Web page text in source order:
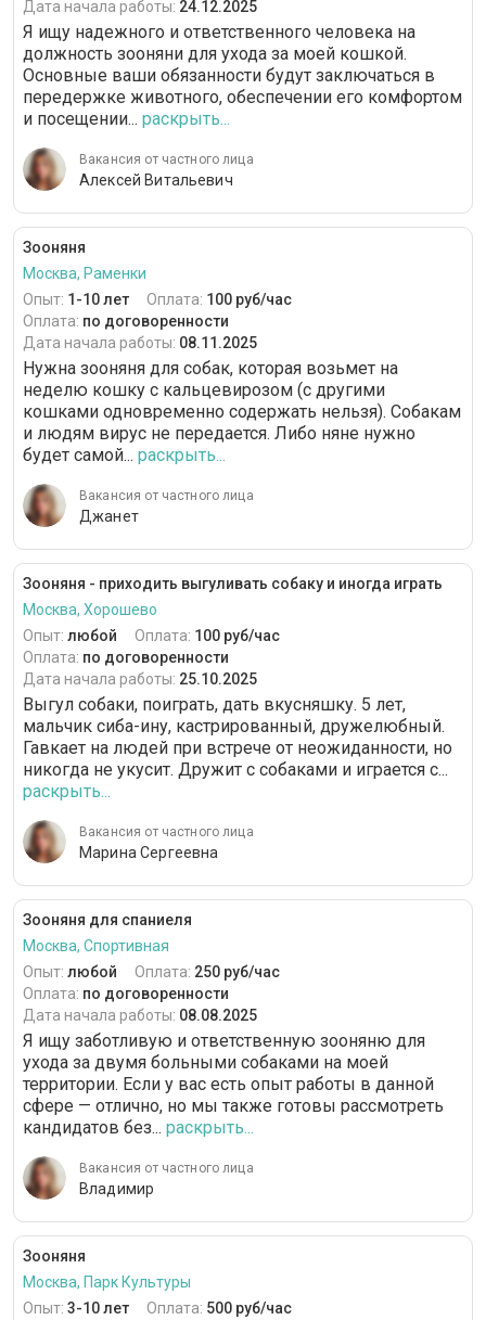
Дата начала работы: 24.12.2025
Я ищу надежного и ответственного человека на
должность зооняни для ухода за моей кошкой.
Основные ваши обязанности будут заключаться в
передержке животного, обеспечении его комфортом
и посещении... раскрыть...
Вакансия от частного лица
Алексей Витальевич
Зооняня
Москва, Раменки
Опыт: 1-10 лет Оплата: 100 руб/час
Оплата: по договоренности
Дата начала работы: 08.11.2025
Нужна зооняня для собак, которая возьмет на
неделю кошку с кальцевирозом (с другими
кошками одновременно содержать нельзя). Собакам
и людям вирус не передается. Либо няне нужно
будет самой... раскрыть...
Вакансия от частного лица
Джанет
Зооняня - приходить выгуливать собаку и иногда играть
Москва, Хорошево
Опыт: любой Оплата: 100 руб/час
Оплата: по договоренности
Дата начала работы: 25.10.2025
Выгул собаки, поиграть, дать вкусняшку. 5 лет,
мальчик сиба-ину, кастрированный, дружелюбный.
Гавкает на людей при встрече от неожиданности, но
никогда не укусит. Дружит с собаками и играется с...
раскрыть...
Вакансия от частного лица
Марина Сергеевна
Зооняня для спаниеля
Москва, Спортивная
Опыт: любой Оплата: 250 руб/час
Оплата: по договоренности
Дата начала работы: 08.08.2025
Я ищу заботливую и ответственную зооняню для
ухода за двумя больными собаками на моей
территории. Если у вас есть опыт работы в данной
сфере — отлично, но мы также готовы рассмотреть
кандидатов без... раскрыть...
Вакансия от частного лица
Владимир
Зооняня
Москва, Парк Культуры
Опыт: 3-10 лет Оплата: 500 руб/час